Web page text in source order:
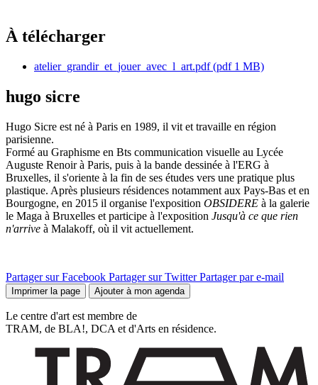
À télécharger
atelier_grandir_et_jouer_avec_l_art.pdf(pdf 1 MB)
hugo sicre
Hugo Sicre est né à Paris en 1989, il vit et travaille en région
parisienne.
Formé au Graphisme en Bts communication visuelle au Lycée
Auguste Renoir à Paris, puis à la bande dessinée à l'ERG à
Bruxelles, il s'oriente à la fin de ses études vers une pratique plus
plastique. Après plusieurs résidences notamment aux Pays-Bas et en
Bourgogne, en 2015 il organise l'exposition OBSIDERE à la galerie
le Maga à Bruxelles et participe à l'exposition Jusqu'à ce que rien
n'arrive à Malakoff, où il vit actuellement.
Partager sur Facebook Partager sur Twitter Partager par e-mail
Imprimer la page Ajouter à mon agenda
Le centre d'art est membre de
TRAM, de BLA!, DCA et d'Arts en résidence.